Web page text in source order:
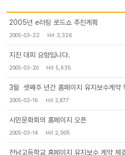
2005년 e러링 로드쇼 추진계획
2005-03-22 Hit 3,326
지진 대피 요령입니다.
2005-03-20 Hit 5,635
3월 셋째주 년간 홈페이지 유지보수계약
2005-03-16 Hit 2,877
시민문화회의 홈페이지 오픈
2005-03-14 Hit 2,905
전남고등학교 홈페이지 유지보수 계약 체